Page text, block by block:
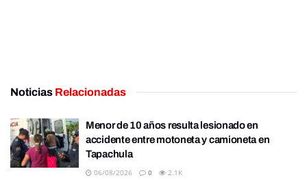
Noticias Relacionadas
Menor de 10 años resulta lesionado en
accidente entre motoneta y camioneta en
Tapachula
06/08/2026 0 2.1K